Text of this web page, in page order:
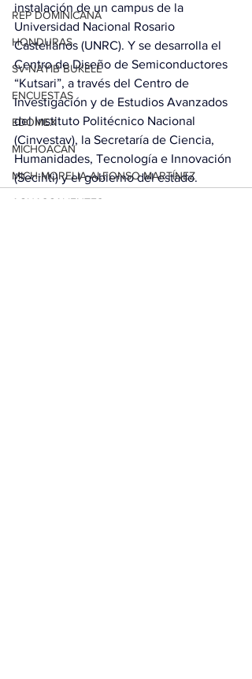
REP DOMINICANA
HONDURAS
SV-NAYIB BUKELE
ENCUESTAS
EDOMEX
MICHOACÁN
MICH-MORELIA-ALFONSO MARTÍNEZ
AGUASCALIENTES
instalación de un campus de la
Universidad Nacional Rosario
Castellanos (UNRC). Y se desarrolla el
Centro de Diseño de Semiconductores
“Kutsari”, a través del Centro de
Investigación y de Estudios Avanzados
del Instituto Politécnico Nacional
(Cinvestav), la Secretaría de Ciencia,
Humanidades, Tecnología e Innovación
(Secihti) y el gobierno del estado.